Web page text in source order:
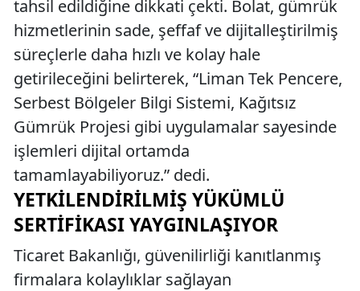
tahsil edildiğine dikkati çekti. Bolat, gümrük
hizmetlerinin sade, şeffaf ve dijitalleştirilmiş
süreçlerle daha hızlı ve kolay hale
getirileceğini belirterek, “Liman Tek Pencere,
Serbest Bölgeler Bilgi Sistemi, Kağıtsız
Gümrük Projesi gibi uygulamalar sayesinde
işlemleri dijital ortamda
tamamlayabiliyoruz.” dedi.
YETKILENDIRILMIŞ YÜKÜMLÜ
SERTIFIKASI YAYGINLAŞIYOR
Ticaret Bakanlığı, güvenilirliği kanıtlanmış
firmalara kolaylıklar sağlayan